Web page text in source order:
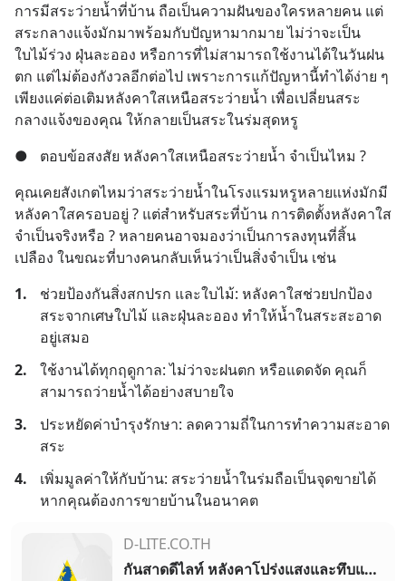
การมีสระว่ายน้ำที่บ้าน ถือเป็นความฝันของใครหลายคน แต่
สระกลางแจ้งมักมาพร้อมกับปัญหามากมาย ไม่ว่าจะเป็น
ใบไม้ร่วง ฝุ่นละออง หรือการที่ไม่สามารถใช้งานได้ในวันฝน
ตก แต่ไม่ต้องกังวลอีกต่อไป เพราะการแก้ปัญหานี้ทำได้ง่าย ๆ
เพียงแค่ต่อเติมหลังคาใสเหนือสระว่ายน้ำ เพื่อเปลี่ยนสระ
กลางแจ้งของคุณ ให้กลายเป็นสระในร่มสุดหรู
●
ตอบข้อสงสัย หลังคาใสเหนือสระว่ายน้ำ จำเป็นไหม ?
คุณเคยสังเกตไหมว่าสระว่ายน้ำในโรงแรมหรูหลายแห่งมักมี
หลังคาใสครอบอยู่ ? แต่สำหรับสระที่บ้าน การติดตั้งหลังคาใส
จำเป็นจริงหรือ ? หลายคนอาจมองว่าเป็นการลงทุนที่สิ้น
เปลือง ในขณะที่บางคนกลับเห็นว่าเป็นสิ่งจำเป็น เช่น
1.
ช่วยป้องกันสิ่งสกปรก และใบไม้: หลังคาใสช่วยปกป้อง
สระจากเศษใบไม้ และฝุ่นละออง ทำให้น้ำในสระสะอาด
อยู่เสมอ
2.
ใช้งานได้ทุกฤดูกาล: ไม่ว่าจะฝนตก หรือแดดจัด คุณก็
สามารถว่ายน้ำได้อย่างสบายใจ
3.
ประหยัดค่าบำรุงรักษา: ลดความถี่ในการทำความสะอาด
สระ
4.
เพิ่มมูลค่าให้กับบ้าน: สระว่ายน้ำในร่มถือเป็นจุดขายได้
หากคุณต้องการขายบ้านในอนาคต
D-LITE.CO.TH
กันสาดดีไลท์ หลังคาโปร่งแสงและทึบแสงชั้นนำจากออสเตรเลีย|ดีไลท์><meta property=